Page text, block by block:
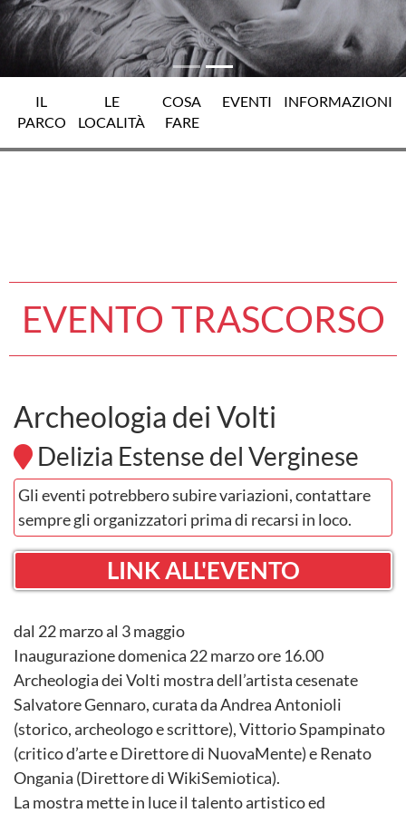
IL
PARCO
LE
LOCALITÀ
COSA
FARE
EVENTI INFORMAZIONI
EVENTO TRASCORSO
Archeologia dei Volti
Delizia Estense del Verginese
Gli eventi potrebbero subire variazioni, contattare
sempre gli organizzatori prima di recarsi in loco.
LINK ALL'EVENTO
dal 22 marzo al 3 maggio
Inaugurazione domenica 22 marzo ore 16.00
Archeologia dei Volti mostra dell’artista cesenate
Salvatore Gennaro, curata da Andrea Antonioli
(storico, archeologo e scrittore), Vittorio Spampinato
(critico d’arte e Direttore di NuovaMente) e Renato
Ongania (Direttore di WikiSemiotica).
La mostra mette in luce il talento artistico ed